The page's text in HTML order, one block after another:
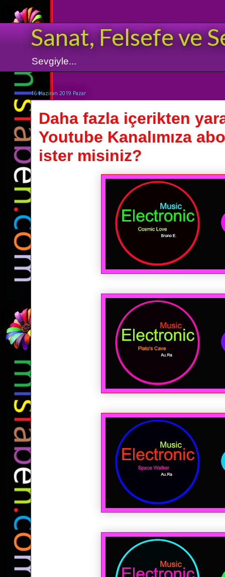
Sanat, Felsefe ve
Sevgiyle...
16 Haziran 2019 Pazar
Daha fazla içerikten
Youtube Kanalımıza
ister misiniz?